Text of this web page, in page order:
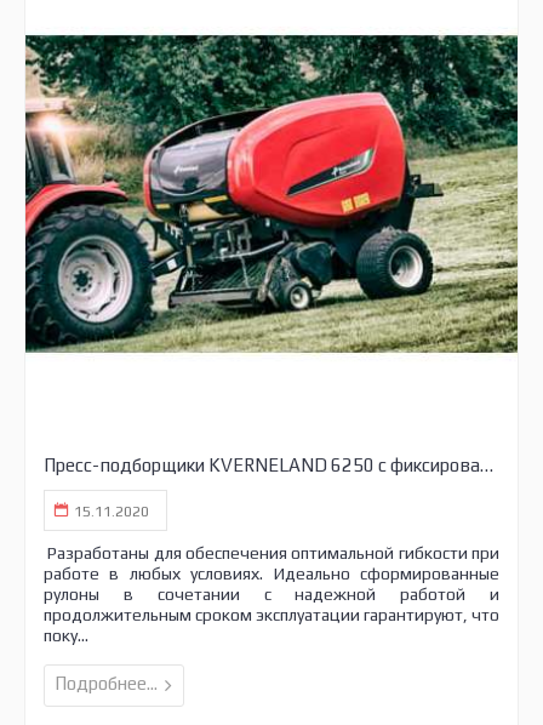
Пресс-подборщики KVERNELAND 6250 с фиксированной камерой
15.11.2020
Разработаны для обеспечения оптимальной гибкости при
работе в любых условиях. Идеально сформированные
рулоны в сочетании с надежной работой и
продолжительным сроком эксплуатации гарантируют, что
поку...
Подробнее...